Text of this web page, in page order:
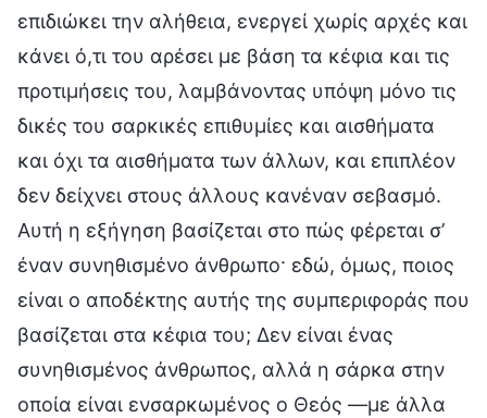
επιδιώκει την αλήθεια, ενεργεί χωρίς αρχές και
κάνει ό,τι του αρέσει με βάση τα κέφια και τις
προτιμήσεις του, λαμβάνοντας υπόψη μόνο τις
δικές του σαρκικές επιθυμίες και αισθήματα
και όχι τα αισθήματα των άλλων, και επιπλέον
δεν δείχνει στους άλλους κανέναν σεβασμό.
Αυτή η εξήγηση βασίζεται στο πώς φέρεται σ’
έναν συνηθισμένο άνθρωπο· εδώ, όμως, ποιος
είναι ο αποδέκτης αυτής της συμπεριφοράς που
βασίζεται στα κέφια του; Δεν είναι ένας
συνηθισμένος άνθρωπος, αλλά η σάρκα στην
οποία είναι ενσαρκωμένος ο Θεός —με άλλα